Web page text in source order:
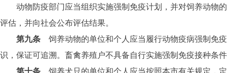
动物防疫部门应当组织实施强制免疫计划，并对饲养动物的
评估，并向社会公布评估结果。
第九条 饲养动物的单位和个人应当履行动物疫病强制免
识，保证可追溯。畜禽养殖户不具备自行实施强制免疫接种条
第十条 饲养犬只的单位和个人应当按照本市有关规定，